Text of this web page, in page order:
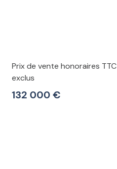
Prix de vente honoraires TTC
exclus
132 000 €